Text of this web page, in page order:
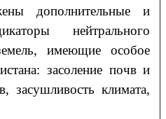
дополнительные и
нейтрального
имеющие особое
засоление почв и
засушливость климата,